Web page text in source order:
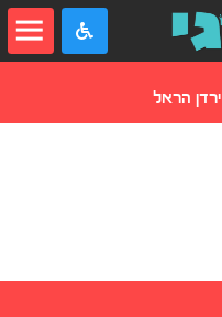
ירדן הראל